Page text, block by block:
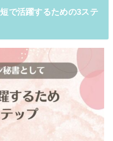
で活躍するための3ステ